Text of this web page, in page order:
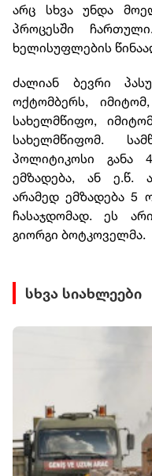
არც სხვა უნდა
პროცესში
ხელისუფლების
ძალიან ბევრი
ოქტომბერს,
სახელმწიფო,
სახელმწიფომ.
პოლიტიკოსი განა
ემზადება, ან ე.წ.
არამედ ემზადება 5
ჩასაჯდომად. ეს
გიორგი ბოტკოველმა.
სხვა სიახლეები